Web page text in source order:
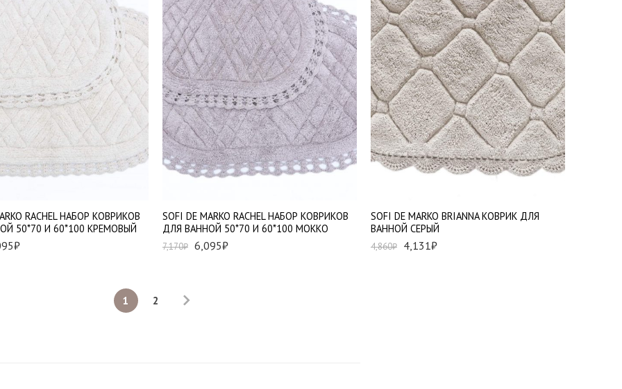
RACHEL НАБОР КОВРИКОВ
50*70 И 60*100 КРЕМОВЫЙ
₽
SOFI DE MARKO RACHEL НАБОР КОВРИКОВ
ДЛЯ ВАННОЙ 50*70 И 60*100 МОККО
7,170₽ 6,095₽
SOFI DE MARKO BRIANNA КОВРИК ДЛЯ
ВАННОЙ СЕРЫЙ
4,860₽ 4,131₽
1 2